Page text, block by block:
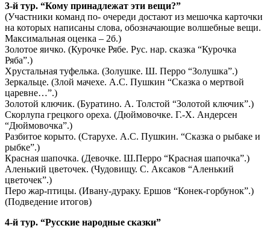
3-й тур. “Кому принадлежат эти вещи?”
(Участники команд по- очереди достают из мешочка карточки
на которых написаны слова, обозначающие волшебные вещи.
Максимальная оценка – 2б.)
Золотое яичко. (Курочке Рябе. Рус. нар. сказка “Курочка
Ряба”.)
Хрустальная туфелька. (Золушке. Ш. Перро “Золушка”.)
Зеркальце. (Злой мачехе. А.С. Пушкин “Сказка о мертвой
царевне…”.)
Золотой ключик. (Буратино. А. Толстой “Золотой ключик”.)
Скорлупа грецкого ореха. (Дюймовочке. Г.-Х. Андерсен
“Дюймовочка”.)
Разбитое корыто. (Старухе. А.С. Пушкин. “Сказка о рыбаке и
рыбке”.)
Красная шапочка. (Девочке. Ш.Перро “Красная шапочка”.)
Аленький цветочек. (Чудовищу. С. Аксаков “Аленький
цветочек”.)
Перо жар-птицы. (Ивану-дураку. Ершов “Конек-горбунок”.)
(Подведение итогов)
4-й тур. “Русские народные сказки”